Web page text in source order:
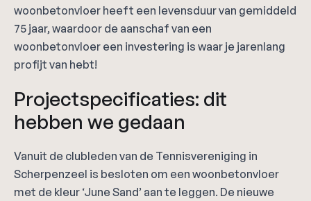
woonbetonvloer heeft een levensduur van gemiddeld
75 jaar, waardoor de aanschaf van een
woonbetonvloer een investering is waar je jarenlang
profijt van hebt!
Projectspecificaties: dit
hebben we gedaan
Vanuit de clubleden van de Tennisvereniging in
Scherpenzeel is besloten om een woonbetonvloer
met de kleur ‘June Sand’ aan te leggen. De nieuwe